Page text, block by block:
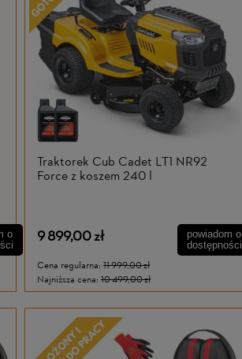
o
Traktorek Cub Cadet LT1 NR92
Force z koszem 240 l
9 899,00 zł
Cena regularna: 11 999,00 zł
Najniższa cena: 10 499,00 zł
powiadom o
dostępności